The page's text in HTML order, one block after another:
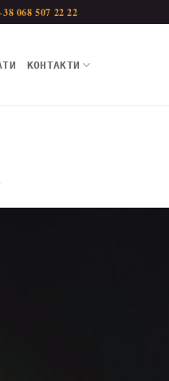
068 507 22 22
КОНТАКТИ